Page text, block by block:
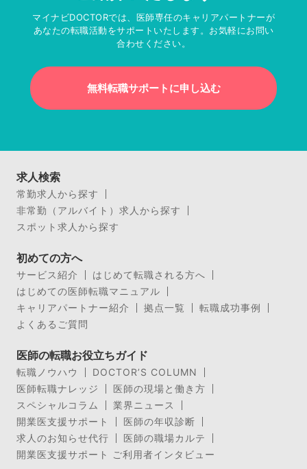
マイナビDOCTORでは、医師専任のキャリアパートナーが
あなたの転職活動をサポートいたします。お気軽にお問い
合わせください。
無料転職サポートに申し込む
求人検索
常勤求人から探す
非常勤（アルバイト）求人から探す
スポット求人から探す
初めての方へ
サービス紹介
はじめて転職される方へ
はじめての医師転職マニュアル
キャリアパートナー紹介
拠点一覧
転職成功事例
よくあるご質問
医師の転職お役立ちガイド
転職ノウハウ
DOCTOR’S COLUMN
医師転職ナレッジ
医師の現場と働き方
スペシャルコラム
業界ニュース
開業医支援サポート
医師の年収診断
求人のお知らせ代行
医師の職場カルテ
開業医支援サポート ご利用者インタビュー